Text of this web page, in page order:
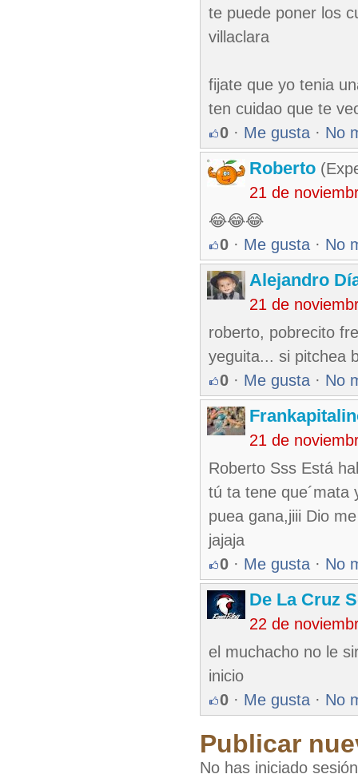
te puede poner los
villaclara
fijate que yo tenia
ten cuidao que te
0 · Me gusta · No
Roberto
21 de
😂😂😂
0 · Me gusta · No
Alejandro
21 de
roberto, pobrecito
yeguita... si pitchea
0 · Me gusta · No
21 de
Roberto Sss Está
tú ta tene que´mata
puea gana,jiii Dio
jajaja
0 · Me gusta · No
De La Cruz
22 de
el muchacho no le
inicio
0 · Me gusta · No
Publicar
No has iniciado